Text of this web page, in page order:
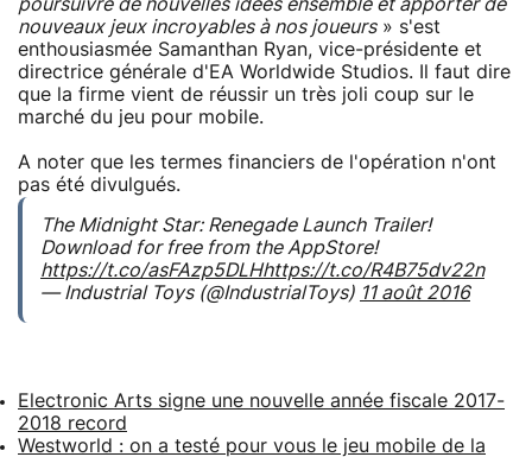
poursuivre de nouvelles idées ensemble et apporter de
nouveaux jeux incroyables à nos joueurs» s'est
enthousiasmée Samanthan Ryan, vice-présidente et
directrice générale d'EA Worldwide Studios. Il faut dire
que la firme vient de réussir un très joli coup sur le
marché du jeu pour mobile.
A noter que les termes financiers de l'opération n'ont
pas été divulgués.
The Midnight Star: Renegade Launch Trailer!
Download for free from the AppStore!
https://t.co/asFAzp5DLHhttps://t.co/R4B75dv22n
— Industrial Toys (@IndustrialToys) 11 août 2016
Electronic Arts signe une nouvelle année fiscale 2017-
2018 record
Westworld : on a testé pour vous le jeu mobile de la